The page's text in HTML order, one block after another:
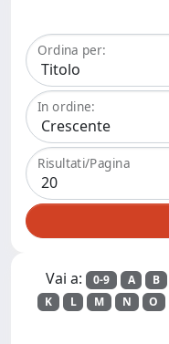
Ordina per:
In ordine:
Risultati/Pagina
Vai a: 0-9 A B
K
L M N O